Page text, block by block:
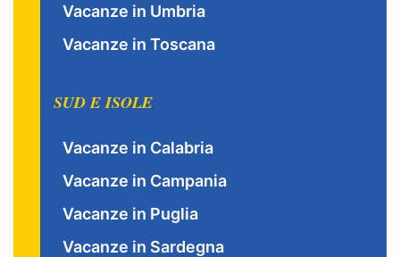
Vacanze in Umbria
Vacanze in Toscana
SUD E ISOLE
Vacanze in Calabria
Vacanze in Campania
Vacanze in Puglia
Vacanze in Sardegna